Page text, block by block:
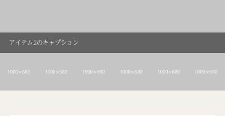
アイテム2のキャプション